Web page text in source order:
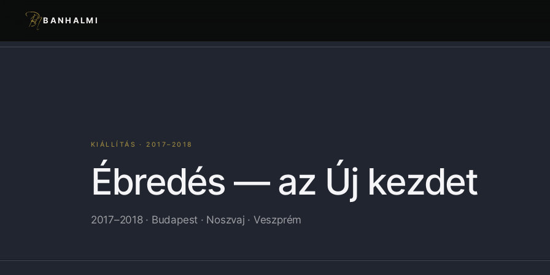
BANHALMI
KIÁLLÍTÁS · 2017–2018
Ébredés — az Új kezdet
2017–2018 · Budapest · Noszvaj · Veszprém